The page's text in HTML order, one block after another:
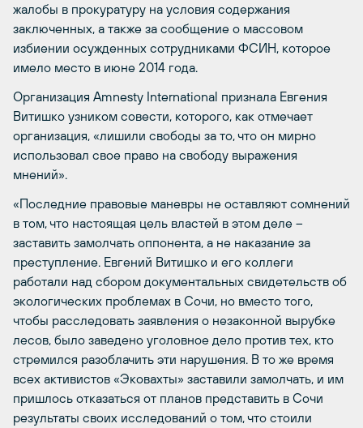
жалобы в прокуратуру на условия содержания
заключенных, а также за сообщение о массовом
избиении осужденных сотрудниками ФСИН, которое
имело место в июне 2014 года.
Организация Amnesty International признала Евгения
Витишко узником совести, которого, как отмечает
организация, «лишили свободы за то, что он мирно
использовал свое право на свободу выражения
мнений».
«Последние правовые маневры не оставляют сомнений
в том, что настоящая цель властей в этом деле –
заставить замолчать оппонента, а не наказание за
преступление. Евгений Витишко и его коллеги
работали над сбором документальных свидетельств об
экологических проблемах в Сочи, но вместо того,
чтобы расследовать заявления о незаконной вырубке
лесов, было заведено уголовное дело против тех, кто
стремился разоблачить эти нарушения. В то же время
всех активистов «Эковахты» заставили замолчать, и им
пришлось отказаться от планов представить в Сочи
результаты своих исследований о том, что стоили